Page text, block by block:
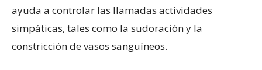
ayuda a controlar las llamadas actividades
simpáticas, tales como la sudoración y la
constricción de vasos sanguíneos.